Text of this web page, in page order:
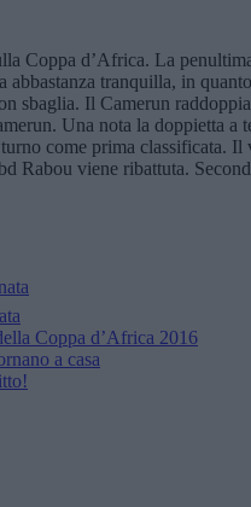
Coppa d’Africa. La
abbastanza tranquilla, in
sbaglia. Il Camerun
Una nota la doppietta
come prima classificata.
Rabou viene ribattuta.
Coppa d’Africa 2016
a casa